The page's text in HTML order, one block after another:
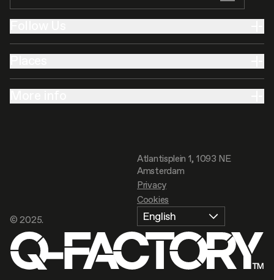
© 2025.
Atlantisplein 1, 1093 NE
Amsterdam
Privacy
Cookies
English